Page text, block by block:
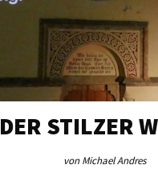
DER STILZER
von Michael Andres